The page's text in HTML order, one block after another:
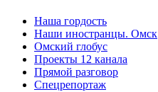
Наша гордость
Наши иностранцы. Омск
Омский глобус
Проекты 12 канала
Прямой разговор
Спецрепортаж